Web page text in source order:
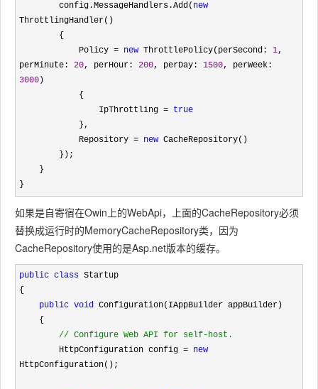
        config.MessageHandlers.Add(
new
ThrottlingHandler()
            Policy
= new ThrottlePolicy(perSecond: 1,
perMinute: 20, perHour: 200, perDay: 1500
3000 )
                IpThrottling
= true
            Repository
= new CacheRepository()
}
如果是自寄宿在Owin上的WebApi，上面的CacheRepository必须
替换成运行时的MemoryCacheRepository类，因为
CacheRepository使用的是Asp.net版本的缓存。
public class Startup
{
public void Configuration(IAppBuilder appBuilder)
// Configure Web API for self-host.
        HttpConfiguration config =
new
HttpConfiguration();